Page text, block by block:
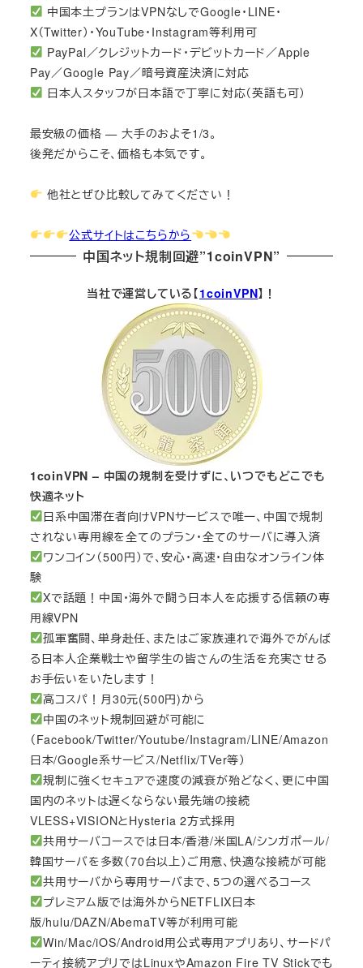
中国本土プランはVPNなしでGoogle・LINE・
X（Twitter）・YouTube・Instagram等利用可
PayPal／クレジットカード・デビットカード／Apple
Pay／Google Pay／暗号資産決済に対応
日本人スタッフが日本語で丁寧に対応（英語も可）
最安級の価格 — 大手のおよそ1/3。
後発だからこそ、価格も本気です。
他社とぜひ比較してみてください！
公式サイトはこちらから
中国ネット規制回避”1coinVPN”
当社で運営している【1coinVPN】！
1coinVPN – 中国の規制を受けずに、いつでもどこでも
快適ネット
日系中国滞在者向けVPNサービスで唯一、中国で規制
されない専用線を全てのプラン・全てのサーバに導入済
ワンコイン（500円）で、安心・高速・自由なオンライン体
験
Xで話題！中国・海外で闘う日本人を応援する信頼の専
用線VPN
孤軍奮闘、単身赴任、またはご家族連れで海外でがんば
る日本人企業戦士や留学生の皆さんの生活を充実させる
お手伝いをいたします！
高コスパ！月30元(500円)から
中国のネット規制回避が可能に
（Facebook/Twitter/Youtube/Instagram/LINE/Amazon
日本/Google系サービス/Netflix/TVer等）
規制に強くセキュアで速度の減衰が殆どなく、更に中国
国内のネットは遅くならない最先端の接続
VLESS+VISIONとHysteria 2方式採用
共用サーバコースでは日本/香港/米国LA/シンガポール/
韓国サーバを多数（70台以上）ご用意、快適な接続が可能
共用サーバから専用サーバまで、5つの選べるコース
プレミアム版では海外からNETFLIX日本
版/hulu/DAZN/AbemaTV等が利用可能
Win/Mac/iOS/Android用公式専用アプリあり、サードパ
ーティ接続アプリではLinuxやAmazon Fire TV Stickでも